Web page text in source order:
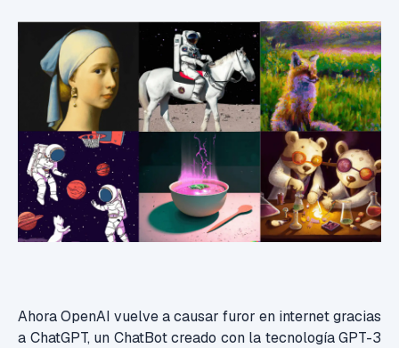
Ahora OpenAI vuelve a causar furor en internet gracias
a ChatGPT, un ChatBot creado con la tecnología GPT-3